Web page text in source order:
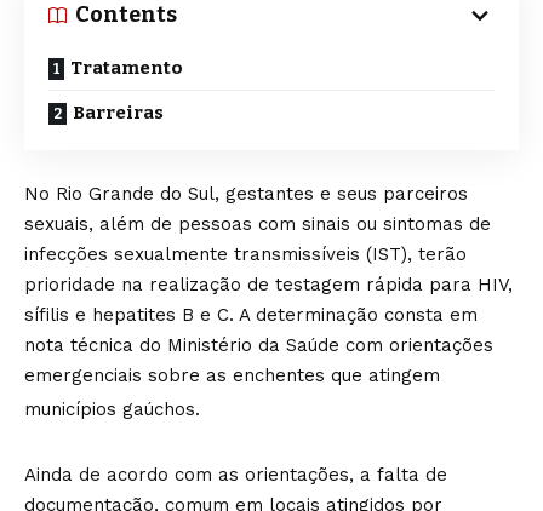
Contents
Tratamento
Barreiras
No Rio Grande do Sul, gestantes e seus parceiros
sexuais, além de pessoas com sinais ou sintomas de
infecções sexualmente transmissíveis (IST), terão
prioridade na realização de testagem rápida para HIV,
sífilis e hepatites B e C. A determinação consta em
nota técnica do Ministério da Saúde com orientações
emergenciais sobre as enchentes que atingem
municípios gaúchos.
Ainda de acordo com as orientações, a falta de
documentação, comum em locais atingidos por